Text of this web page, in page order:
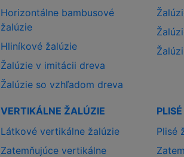
Horizontálne bambusové
žalúzie
Hliníkové žalúzie
Žalúzie v imitácii dreva
Žalúzie so vzhľadom dreva
VERTIKÁLNE ŽALÚZIE
Látkové vertikálne žalúzie
Zatemňujúce vertikálne
Plisé